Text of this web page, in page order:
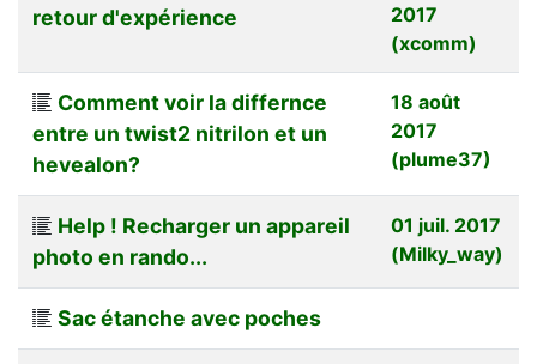
retour d'expérience
2017
(xcomm)
Comment voir la differnce
entre un twist2 nitrilon et un
hevealon?
18 août
2017
(plume37)
Help ! Recharger un appareil
photo en rando...
01 juil. 2017
(Milky_way)
Sac étanche avec poches